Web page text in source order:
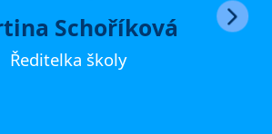
Schoříková
Ředitelka školy